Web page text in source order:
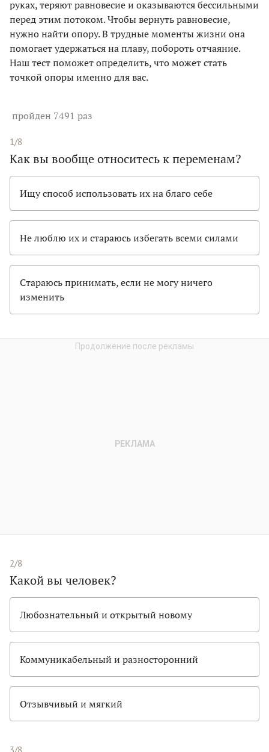
руках, теряют равновесие и оказываются бессильными
перед этим потоком. Чтобы вернуть равновесие,
нужно найти опору. В трудные моменты жизни она
помогает удержаться на плаву, побороть отчаяние.
Наш тест поможет определить, что может стать
точкой опоры именно для вас.
пройден 7491 раз
1/8
Как вы вообще относитесь к переменам?
Ищу способ использовать их на благо себе
Не люблю их и стараюсь избегать всеми силами
Стараюсь принимать, если не могу ничего
изменить
2/8
Какой вы человек?
Любознательный и открытый новому
Коммуникабельный и разносторонний
Отзывчивый и мягкий